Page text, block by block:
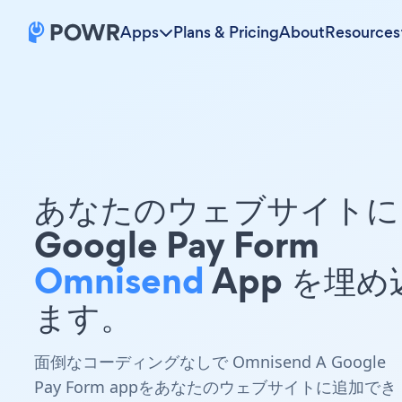
Apps Plans & PricingAboutResources
あなたのウェブサイト
Google Pay Form
OmnisendApp を埋め
ます。
面倒なコーディングなしで Omnisend A Google
Pay Form appをあなたのウェブサイトに追加でき